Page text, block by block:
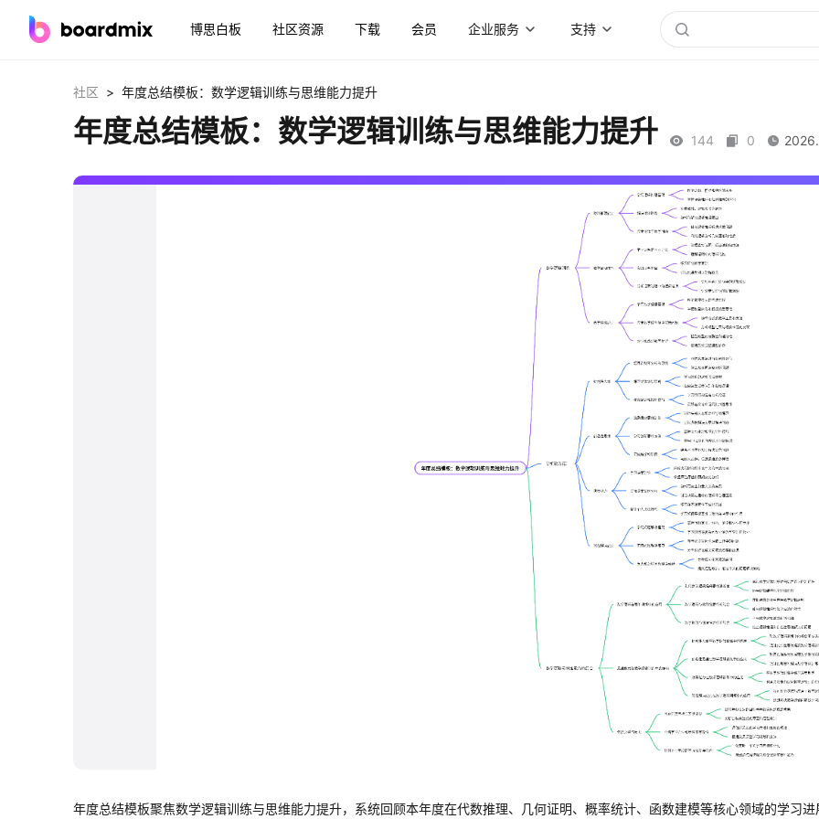
博思白板 社区资源 下载 会员 企业服务 支持
社区 > 年度总结模板：数学逻辑训练与思维能力提升
年度总结模板：数学逻辑训练与思维能力提升 144 0
年度总结模板聚焦数学逻辑训练与思维能力提升，系统回顾本年度在代数推理、几何证明、概率统计、函数建模等核心领域的学习进